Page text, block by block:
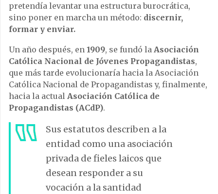
pretendía levantar una estructura burocrática,
sino poner en marcha un método: discernir,
formar y enviar.
Un año después, en 1909, se fundó la Asociación
Católica Nacional de Jóvenes Propagandistas,
que más tarde evolucionaría hacia la Asociación
Católica Nacional de Propagandistas y, finalmente,
hacia la actual Asociación Católica de
Propagandistas (ACdP).
Sus estatutos describen a la
entidad como una asociación
privada de fieles laicos que
desean responder a su
vocación a la santidad